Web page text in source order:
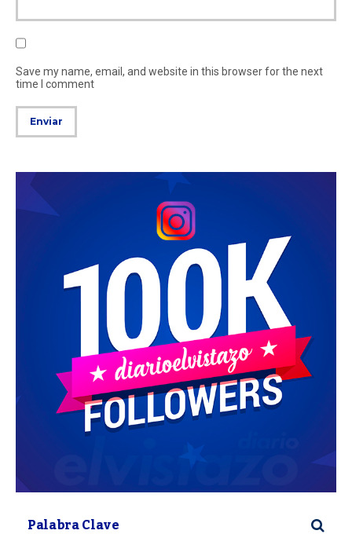
Save my name, email, and website in this browser for the next
time I comment